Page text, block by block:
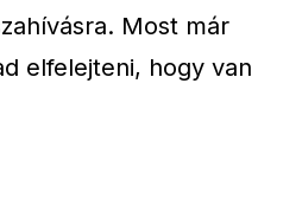
Most már
elfelejteni, hogy van